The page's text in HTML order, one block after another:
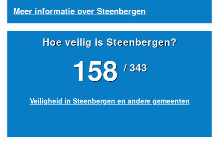
Meer informatie over Steenbergen
Hoe veilig is Steenbergen?
158 / 343
Veiligheid in Steenbergen en andere gemeenten